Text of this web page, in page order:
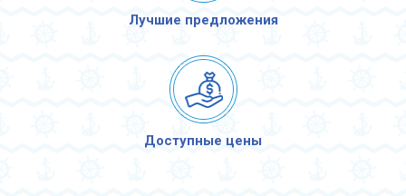
Лучшие предложения
Доступные цены